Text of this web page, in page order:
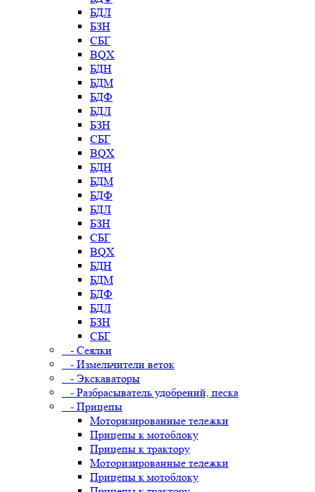
БДЛ
БЗН
СБГ
BQX
БДН
БДМ
БДФ
БДЛ
БЗН
СБГ
BQX
БДН
БДМ
БДФ
БДЛ
БЗН
СБГ
BQX
БДН
БДМ
БДФ
БДЛ
БЗН
СБГ
- Сеялки
- Измельчители веток
- Экскаваторы
- Разбрасыватель удобрений, песка
- Прицепы
Моторизированные тележки
Прицепы к мотоблоку
Прицепы к трактору
Моторизированные тележки
Прицепы к мотоблоку